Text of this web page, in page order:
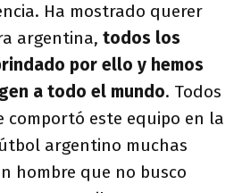
Ha mostrado querer
argentina, todos los
por ello y hemos
a todo el mundo. Todos
comportó este equipo en la
argentino muchas
hombre que no busco